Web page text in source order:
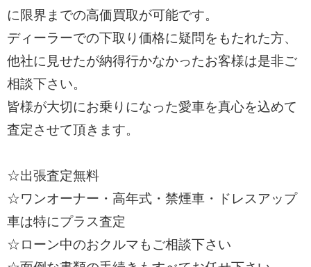
に限界までの高価買取が可能です。
ディーラーでの下取り価格に疑問をもたれた方、
他社に見せたが納得行かなかったお客様は是非ご
相談下さい。
皆様が大切にお乗りになった愛車を真心を込めて
査定させて頂きます。
☆出張査定無料
☆ワンオーナー・高年式・禁煙車・ドレスアップ
車は特にプラス査定
☆ローン中のおクルマもご相談下さい